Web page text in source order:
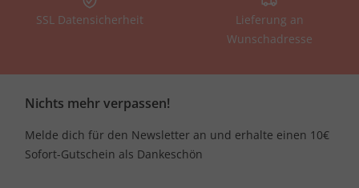
SSL Datensicherheit
Lieferung an
Wunschadresse
Nichts mehr verpassen!
Melde dich für den Newsletter an und erhalte einen 10€
Sofort-Gutschein als Dankeschön